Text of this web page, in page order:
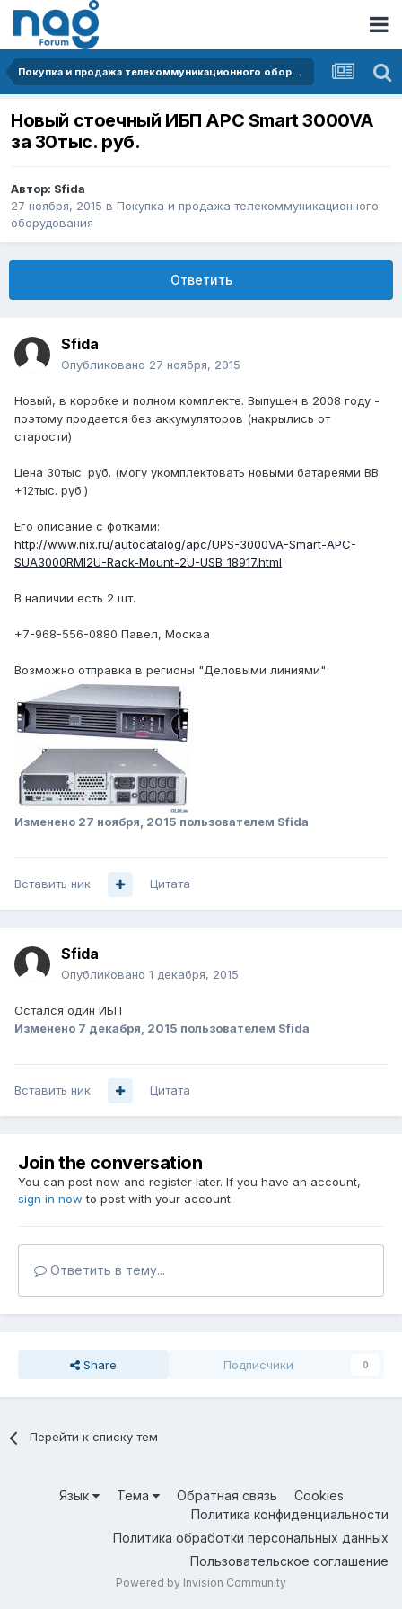
Покупка и продажа телекоммуникационного оборудования
Новый стоечный ИБП APC Smart 3000VA
за 30тыс. руб.
Автор: Sfida
27 ноября, 2015 в Покупка и продажа телекоммуникационного
оборудования
Ответить
Sfida
Опубликовано 27 ноября, 2015
Новый, в коробке и полном комплекте. Выпущен в 2008 году -
поэтому продается без аккумуляторов (накрылись от
старости)
Цена 30тыс. руб. (могу укомплектовать новыми батареями BB
+12тыс. руб.)
Его описание с фотками:
http://www.nix.ru/autocatalog/apc/UPS-3000VA-Smart-APC-
SUA3000RMI2U-Rack-Mount-2U-USB_18917.html
В наличии есть 2 шт.
+7-968-556-0880 Павел, Москва
Возможно отправка в регионы "Деловыми линиями"
Изменено 27 ноября, 2015 пользователем Sfida
Вставить ник Цитата
Sfida
Опубликовано 1 декабря, 2015
Остался один ИБП
Изменено 7 декабря, 2015 пользователем Sfida
Вставить ник Цитата
Join the conversation
You can post now and register later. If you have an account,
sign in now to post with your account.
Ответить в тему...
Share Подписчики 0
Перейти к списку тем
Язык Тема Обратная связь
Cookies
Политика конфиденциальности
Политика обработки персональных данных
Пользовательское соглашение
Powered by Invision Community